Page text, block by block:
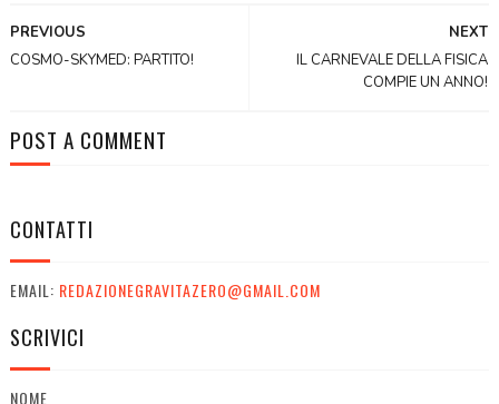
NEXT
IL CARNEVALE DELLA FISICA
COMPIE UN ANNO!
PREVIOUS
COSMO-SKYMED: PARTITO!
POST A COMMENT
CONTATTI
EMAIL: REDAZIONEGRAVITAZERO@GMAIL.COM
SCRIVICI
NOME